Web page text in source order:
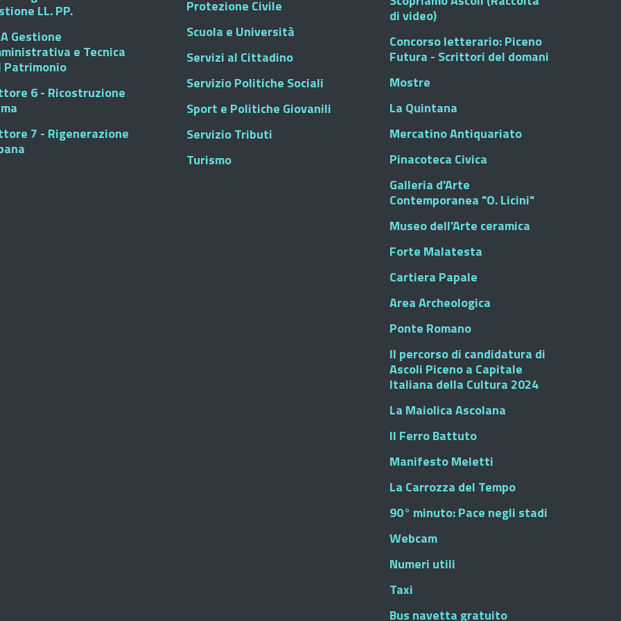
LL. PP.
Gestione
e Tecnica
Patrimonio
6 - Ricostruzione
7 - Rigenerazione
Protezione Civile
Scuola e Università
Servizi al Cittadino
Servizio Politiche Sociali
Sport e Politiche Giovanili
Servizio Tributi
Turismo
di video)
Concorso letterario: Piceno
Futura - Scrittori del domani
Mostre
La Quintana
Mercatino Antiquariato
Pinacoteca Civica
Galleria d'Arte
Contemporanea "O. Licini"
Museo dell'Arte ceramica
Forte Malatesta
Cartiera Papale
Area Archeologica
Ponte Romano
Il percorso di candidatura di
Ascoli Piceno a Capitale
Italiana della Cultura 2024
La Maiolica Ascolana
Il Ferro Battuto
Manifesto Meletti
La Carrozza del Tempo
90° minuto: Pace negli stadi
Webcam
Numeri utili
Taxi
Bus navetta gratuito